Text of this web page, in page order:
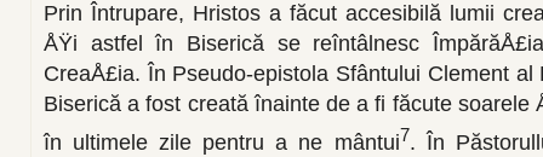
Prin Întrupare, Hristos a făcut accesibilă lumii
ÅŸi astfel în Biserică se reîntâlnesc
CreaÅ£ia. În Pseudo-epistola Sfântului Clement
Biserică a fost creată înainte de a fi făcute soarele
în ultimele zile pentru a ne mântui7. În